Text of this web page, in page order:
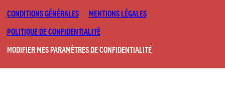
CONDITIONS GÉNÉRALES
MENTIONS LÉGALES
POLITIQUE DE CONFIDENTIALITÉ
MODIFIER MES PARAMÈTRES DE CONFIDENTIALITÉ